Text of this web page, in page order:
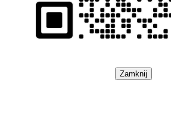
Zamknij